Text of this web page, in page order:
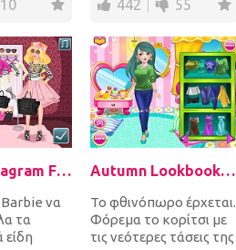
10
πάρτε όλα τα στοι...
442 55
Barbie Instagram Fashion Challenge
να
τα
είδη
Autumn Lookbook Fashion
Το φθινόπωρο έρχεται.
Φόρεμα το κορίτσι με
τις νεότερες τάσεις της